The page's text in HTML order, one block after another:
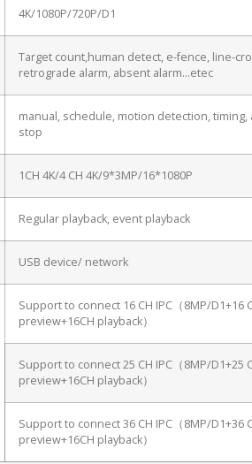
4K/1080P/720P/D1
Target count,human detect, e-fence, line-
retrograde alarm, absent alarm…etec
manual, schedule, motion detection, timing,
stop
1CH 4K/4 CH 4K/9*3MP/16*1080P
Regular playback, event playback
USB device/ network
Support to connect 16 CH IPC（8MP/D1+16
preview+16CH playback）
Support to connect 25 CH IPC（8MP/D1+25
preview+16CH playback）
Support to connect 36 CH IPC（8MP/D1+36
preview+16CH playback）